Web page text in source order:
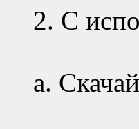
2. С
а.